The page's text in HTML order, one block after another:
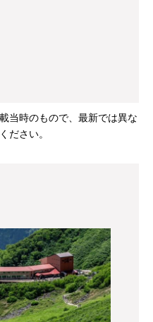
当時のもので、最新では異な
ださい。